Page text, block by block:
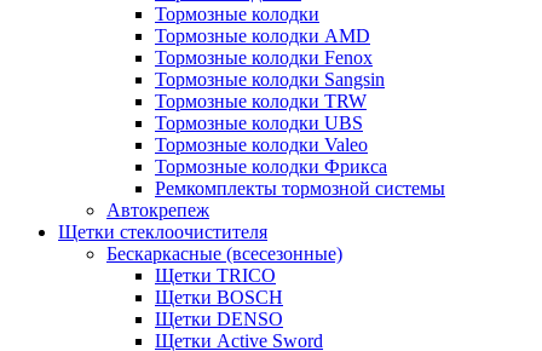
Тормозные колодки
Тормозные колодки AMD
Тормозные колодки Fenox
Тормозные колодки Sangsin
Тормозные колодки TRW
Тормозные колодки UBS
Тормозные колодки Valeo
Тормозные колодки Фрикса
Ремкомплекты тормозной системы
Автокрепеж
Щетки стеклоочистителя
Бескаркасные (всесезонные)
Щетки TRICO
Щетки BOSCH
Щетки DENSO
Щетки Active Sword